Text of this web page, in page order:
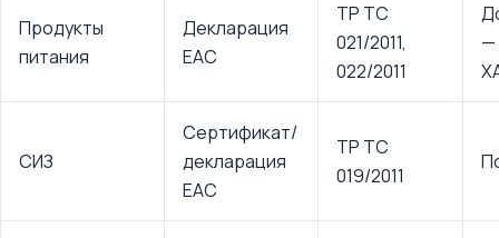
Продукты
питания
Декларация
EAC
ТР ТС
021/2011,
022/2011
—
СИЗ
Сертификат/
декларация
EAC
ТР ТС
019/2011